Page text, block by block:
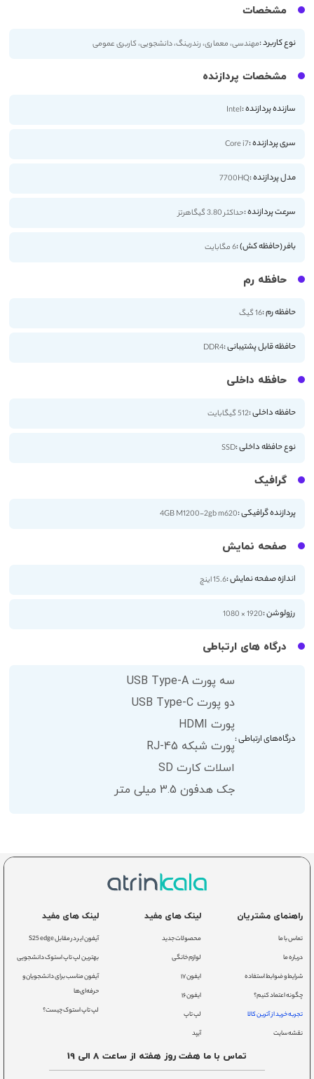
مشخصات
نوع کاربرد :مهندسی، معماری، رندرینگ، دانشجویی، کاربری عمومی
مشخصات پردازنده
سازنده پردازنده :Intel
سری پردازنده :Core i7
مدل پردازنده :7700HQ
سرعت پردازنده :حداکثر 3.80 گیگاهرتز
بافر (حافظه کش) :6 مگابایت
حافظه رم
حافظه رم :16 گیگ
حافظه قابل پشتیبانی :DDR4
حافظه داخلی
حافظه داخلی :512 گیگابایت
نوع حافظه داخلی :SSD
گرافیک
پردازنده گرافیکی :4GB M1200-2gb m620
صفحه نمایش
اندازه صفحه نمایش :15.6 اینچ
رزولوشن :1920 × 1080
درگاه های ارتباطی
درگاه‌های ارتباطی :
سه پورت USB Type-A
دو پورت USB Type-C
پورت HDMI
پورت شبکه RJ-45
اسلات کارت SD
جک هدفون 3.5 میلی متر
راهنمای مشتریان
تماس با ما
درباره ما
شرایط و ضوابط استفاده
چگونه اعتماد کنیم؟
تجربه خرید از آترین کالا
نقشه سایت
لینک های مفید
محصولات جدید
لوازم خانگی
ایفون ۱۷
ایفون ۱۶
لپ تاپ
آیپد
لینک های مفید
آیفون ایر در مقابل S25 edge
بهترین لپ تاپ استوک دانشجویی
آیفون مناسب برای دانشجویان و
حرفه‌ای‌ها
لپ تاپ استوک چیست؟
تماس با ما هفت روز هفته از ساعت 8 الی 19